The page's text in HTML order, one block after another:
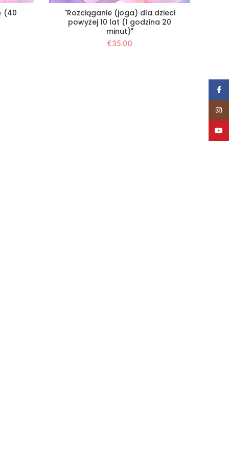
(40
"Rozciąganie (joga) dla dzieci
powyżej 10 lat (1 godzina 20
minut)"
€35.00